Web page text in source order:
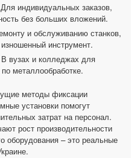
индивидуальных заказов,
без больших вложений.
и обслуживанию станков,
инструмент.
вузах и колледжах для
металлообработке.
методы фиксации
установки помогут
затрат на персонал.
рост производительности
оборудования – это реальные